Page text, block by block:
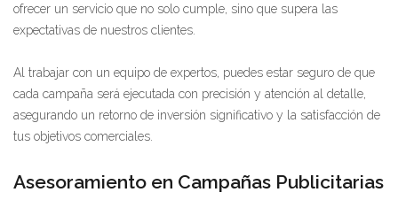
ofrecer un servicio que no solo cumple, sino que supera las
expectativas de nuestros clientes.
Al trabajar con un equipo de expertos, puedes estar seguro de que
cada campaña será ejecutada con precisión y atención al detalle,
asegurando un retorno de inversión significativo y la satisfacción de
tus objetivos comerciales.
Asesoramiento en Campañas Publicitarias